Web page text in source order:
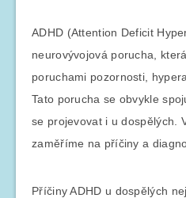
ADHD (Attention Deficit
neurovývojová porucha,
poruchami pozornosti,
Tato porucha se obvykle
se projevovat i u dospělých.
zaměříme na příčiny a
Příčiny ADHD u dospělých